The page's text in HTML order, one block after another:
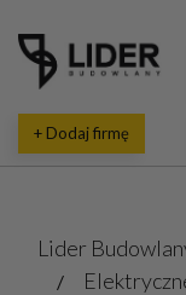
+ Dodaj firmę
Lider